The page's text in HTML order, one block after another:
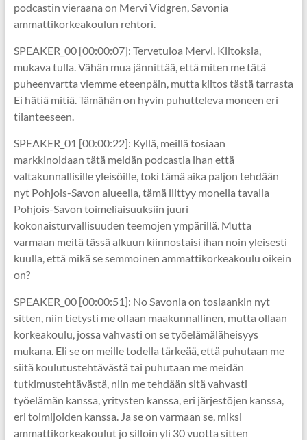
podcastin vieraana on Mervi Vidgren, Savonia
ammattikorkeakoulun rehtori.
SPEAKER_00 [00:00:07]: Tervetuloa Mervi. Kiitoksia,
mukava tulla. Vähän mua jännittää, että miten me tätä
puheenvartta viemme eteenpäin, mutta kiitos tästä tarrasta
Ei hätiä mitiä. Tämähän on hyvin puhutteleva moneen eri
tilanteeseen.
SPEAKER_01 [00:00:22]: Kyllä, meillä tosiaan
markkinoidaan tätä meidän podcastia ihan että
valtakunnallisille yleisöille, toki tämä aika paljon tehdään
nyt Pohjois-Savon alueella, tämä liittyy monella tavalla
Pohjois-Savon toimeliaisuuksiin juuri
kokonaisturvallisuuden teemojen ympärillä. Mutta
varmaan meitä tässä alkuun kiinnostaisi ihan noin yleisesti
kuulla, että mikä se semmoinen ammattikorkeakoulu oikein
on?
SPEAKER_00 [00:00:51]: No Savonia on tosiaankin nyt
sitten, niin tietysti me ollaan maakunnallinen, mutta ollaan
korkeakoulu, jossa vahvasti on se työelämäläheisyys
mukana. Eli se on meille todella tärkeää, että puhutaan me
siitä koulutustehtävästä tai puhutaan me meidän
tutkimustehtävästä, niin me tehdään sitä vahvasti
työelämän kanssa, yritysten kanssa, eri järjestöjen kanssa,
eri toimijoiden kanssa. Ja se on varmaan se, miksi
ammattikorkeakoulut jo silloin yli 30 vuotta sitten